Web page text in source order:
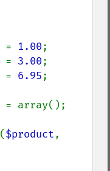
= 1.00;
= 3.00;
= 6.95;
= array();
($product